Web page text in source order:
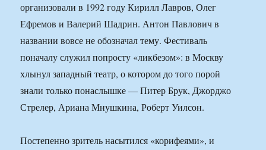
организовали в 1992 году Кирилл Лавров, Олег
Ефремов и Валерий Шадрин. Антон Павлович в
названии вовсе не обозначал тему. Фестиваль
поначалу служил попросту «ликбезом»: в Москву
хлынул западный театр, о котором до того порой
знали только понаслышке — Питер Брук, Джорджо
Стрелер, Ариана Мнушкина, Роберт Уилсон.
Постепенно зритель насытился «корифеями», и